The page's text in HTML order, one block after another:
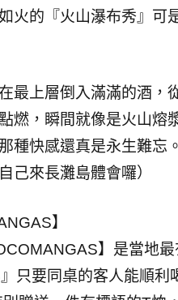
火的『火山瀑布秀』可
最上層倒入滿滿的酒，
燃，瞬間就像是火山熔
種快感還真是永生難忘
己來長灘島體會囉）
】
】是當地
只要同桌的客人能順利